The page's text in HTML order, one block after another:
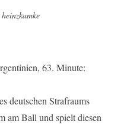
heinzkamke
63. Minute:
deutschen Strafraums
am Ball und spielt diesen